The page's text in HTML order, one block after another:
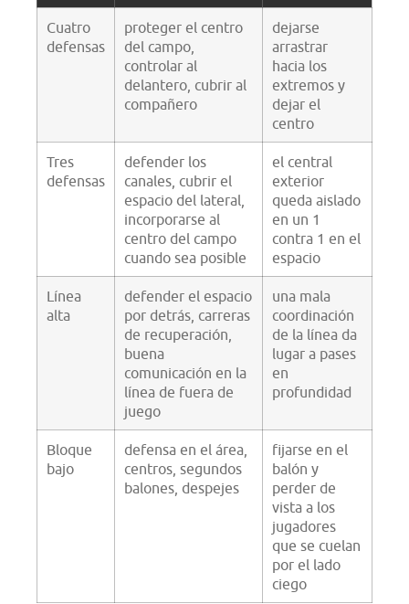
Cuatro
defensas
proteger el centro
del campo,
controlar al
delantero, cubrir al
compañero
dejarse
arrastrar
hacia los
extremos y
dejar el
centro
Tres
defensas
defender los
canales, cubrir el
espacio del lateral,
incorporarse al
centro del campo
cuando sea posible
el central
exterior
queda aislado
en un 1
contra 1 en el
espacio
Línea
alta
defender el espacio
por detrás, carreras
de recuperación,
buena
comunicación en la
línea de fuera de
juego
una mala
coordinación
de la línea da
lugar a pases
en
profundidad
Bloque
bajo
defensa en el área,
centros, segundos
balones, despejes
fijarse en el
balón y
perder de
vista a los
jugadores
que se cuelan
por el lado
ciego